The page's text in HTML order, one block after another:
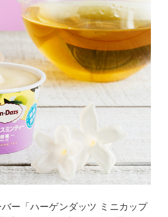
ー「ハーゲンダッツ ミニカップ